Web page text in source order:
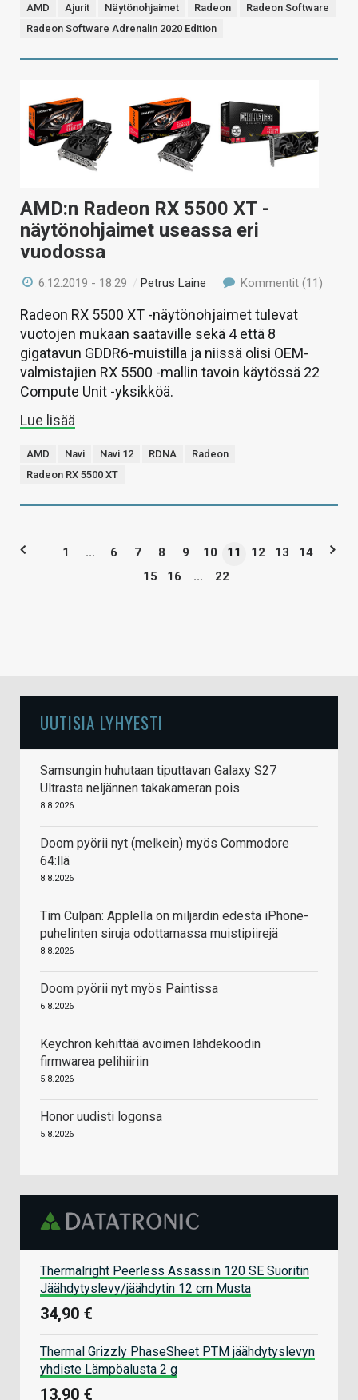
AMD Ajurit Näytönohjaimet Radeon
Radeon Software
Radeon Software Adrenalin 2020 Edition
AMD:n Radeon RX 5500 XT -
näytönohjaimet useassa eri
vuodossa
6.12.2019 - 18:29 /Petrus Laine Kommentit (11)
Radeon RX 5500 XT -näytönohjaimet tulevat
vuotojen mukaan saataville sekä 4 että 8
gigatavun GDDR6-muistilla ja niissä olisi OEM-
valmistajien RX 5500 -mallin tavoin käytössä 22
Compute Unit -yksikköä.
Lue lisää
AMD Navi Navi 12 RDNA
Radeon
Radeon RX 5500 XT
1 ... 6 7 8 9 10 11 12 13
14
15
16 ... 22
UUTISIA LYHYESTI
Samsungin huhutaan tiputtavan Galaxy S27
Ultrasta neljännen takakameran pois
8.8.2026
Doom pyörii nyt (melkein) myös Commodore
64:llä
8.8.2026
Tim Culpan: Applella on miljardin edestä iPhone-
puhelinten siruja odottamassa muistipiirejä
8.8.2026
Doom pyörii nyt myös Paintissa
6.8.2026
Keychron kehittää avoimen lähdekoodin
firmwarea pelihiiriin
5.8.2026
Honor uudisti logonsa
5.8.2026
Thermalright Peerless Assassin 120 SE Suoritin
Jäähdytyslevy/jäähdytin 12 cm Musta
34,90 €
Thermal Grizzly PhaseSheet PTM jäähdytyslevyn
yhdiste Lämpöalusta 2 g
13,90 €